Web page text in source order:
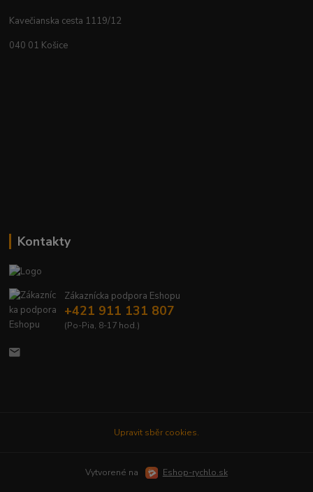
Kavečianska cesta 1119/12
040 01 Košice
Kontakty
Zákaznícka podpora Eshopu
+421 911 131 807
(Po-Pia, 8-17 hod.)
Upravit sběr cookies.
Vytvorené na Eshop-rychlo.sk